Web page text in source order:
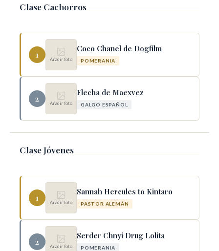
Clase Cachorros
1 Añadir foto
Coco Chanel de Dogfilm
POMERANIA
2 Añadir foto
Flecha de Maexvez
GALGO ESPAÑOL
Clase Jóvenes
1 Añadir foto
Sannah Hercules to Kintaro
PASTOR ALEMÁN
2 Añadir foto
Serder Chnyi Drug Lolita
POMERANIA